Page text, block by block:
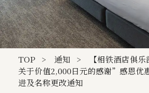
TOP 通知
【相铁酒店俱
关于价值2,000日元的感谢”感恩优
进及名称更改通知